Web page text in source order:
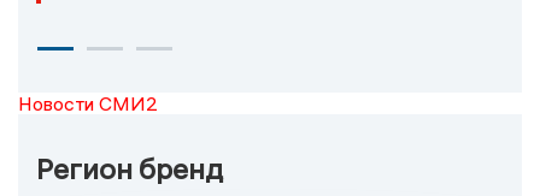
Новости СМИ2
Регион бренд